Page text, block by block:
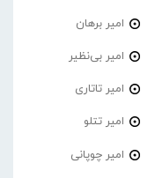
امیر برهان
امیر بی‌نظیر
امیر تاتاری
امیر تتلو
امیر چوپانی